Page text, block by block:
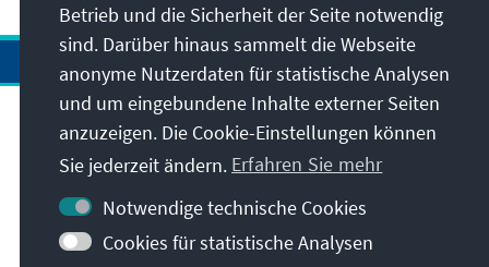
Anschrift
Kontakt
Besuchen Sie auch
Betrieb und die Sicherheit der Seite notwendig
sind. Darüber hinaus sammelt die Webseite
anonyme Nutzerdaten für statistische Analysen
und um eingebundene Inhalte externer Seiten
anzuzeigen. Die Cookie-Einstellungen können
Sie jederzeit ändern. Erfahren Sie mehr
Notwendige technische Cookies
Cookies für statistische Analysen